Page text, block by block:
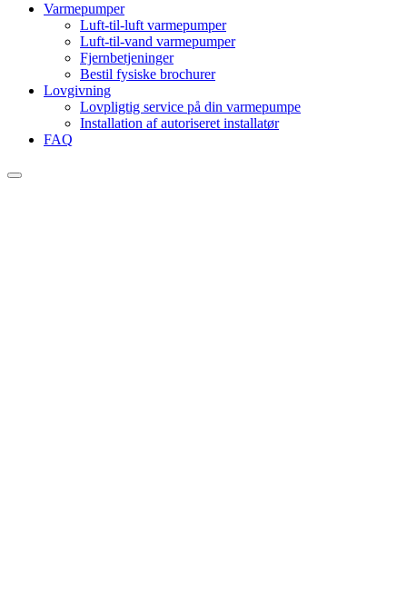
Varmepumper
Luft-til-luft varmepumper
Luft-til-vand varmepumper
Fjernbetjeninger
Bestil fysiske brochurer
Lovgivning
Lovpligtig service på din varmepumpe
Installation af autoriseret installatør
FAQ